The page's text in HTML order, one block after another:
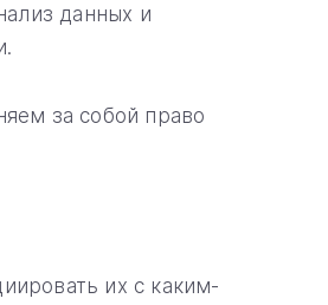
данных и
за собой право
их с каким-